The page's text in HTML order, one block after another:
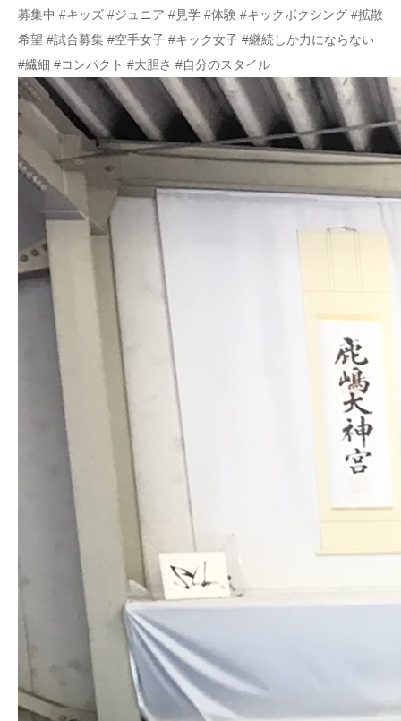
募集中 #キッズ #ジュニア #見学 #体験 #キックボクシング #拡散
希望 #試合募集 #空手女子 #キック女子 #継続しか力にならない
#繊細 #コンパクト #大胆さ #自分のスタイル